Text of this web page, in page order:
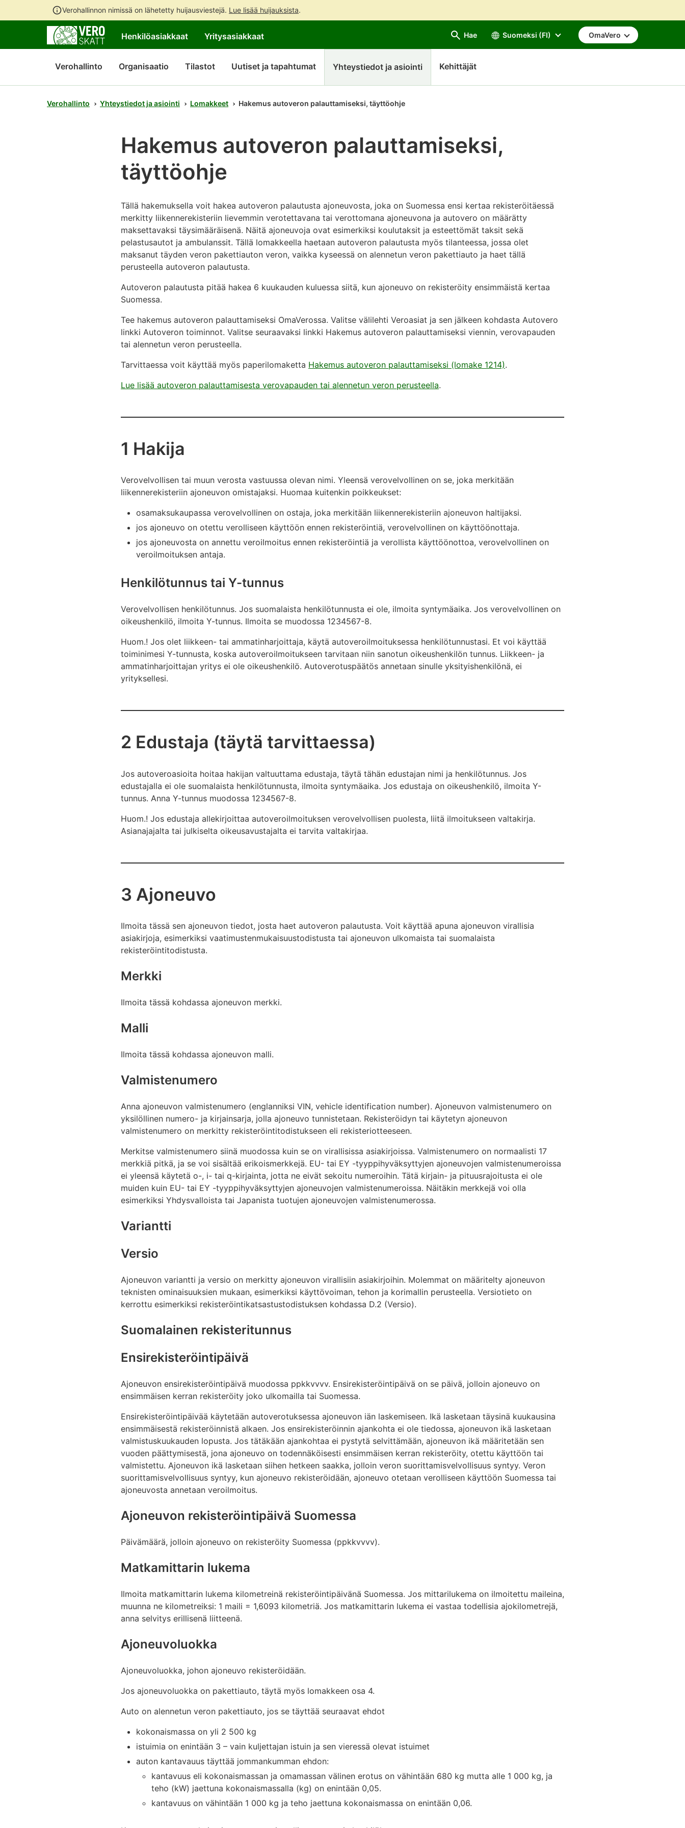
Verohallinnon nimissä on lähetetty huijausviestejä. Lue lisää huijauksista.
sisältöön
sivuston
hakuun
Henkilöasiakkaat Yritysasiakkaat Hae Suomeksi (FI) OmaVero
Verohallinto Organisaatio Tilastot Uutiset ja tapahtumat Yhteystiedot ja asiointi Kehittäjät
Verohallinto Yhteystiedot ja asiointi Lomakkeet Hakemus autoveron palauttamiseksi, täyttöohje
Hakemus autoveron palauttamiseksi,
täyttöohje
Tällä hakemuksella voit hakea autoveron palautusta ajoneuvosta, joka on Suomessa ensi kertaa rekisteröitäessä
merkitty liikennerekisteriin lievemmin verotettavana tai verottomana ajoneuvona ja autovero on määrätty
maksettavaksi täysimääräisenä. Näitä ajoneuvoja ovat esimerkiksi koulutaksit ja esteettömät taksit sekä
pelastusautot ja ambulanssit. Tällä lomakkeella haetaan autoveron palautusta myös tilanteessa, jossa olet
maksanut täyden veron pakettiauton veron, vaikka kyseessä on alennetun veron pakettiauto ja haet tällä
perusteella autoveron palautusta.
Autoveron palautusta pitää hakea 6 kuukauden kuluessa siitä, kun ajoneuvo on rekisteröity ensimmäistä kertaa
Suomessa.
Tee hakemus autoveron palauttamiseksi OmaVerossa. Valitse välilehti Veroasiat ja sen jälkeen kohdasta Autovero
linkki Autoveron toiminnot. Valitse seuraavaksi linkki Hakemus autoveron palauttamiseksi viennin, verovapauden
tai alennetun veron perusteella.
Tarvittaessa voit käyttää myös paperilomaketta Hakemus autoveron palauttamiseksi (lomake 1214).
Lue lisää autoveron palauttamisesta verovapauden tai alennetun veron perusteella.
1 Hakija
Verovelvollisen tai muun verosta vastuussa olevan nimi. Yleensä verovelvollinen on se, joka merkitään
liikennerekisteriin ajoneuvon omistajaksi. Huomaa kuitenkin poikkeukset:
osamaksukaupassa verovelvollinen on ostaja, joka merkitään liikennerekisteriin ajoneuvon haltijaksi.
jos ajoneuvo on otettu verolliseen käyttöön ennen rekisteröintiä, verovelvollinen on käyttöönottaja.
jos ajoneuvosta on annettu veroilmoitus ennen rekisteröintiä ja verollista käyttöönottoa, verovelvollinen on
veroilmoituksen antaja.
Henkilötunnus tai Y-tunnus
Verovelvollisen henkilötunnus. Jos suomalaista henkilötunnusta ei ole, ilmoita syntymäaika. Jos verovelvollinen on
oikeushenkilö, ilmoita Y-tunnus. Ilmoita se muodossa 1234567-8.
Huom.! Jos olet liikkeen- tai ammatinharjoittaja, käytä autoveroilmoituksessa henkilötunnustasi. Et voi käyttää
toiminimesi Y-tunnusta, koska autoveroilmoitukseen tarvitaan niin sanotun oikeushenkilön tunnus. Liikkeen- ja
ammatinharjoittajan yritys ei ole oikeushenkilö. Autoverotuspäätös annetaan sinulle yksityishenkilönä, ei
yrityksellesi.
2 Edustaja (täytä tarvittaessa)
Jos autoveroasioita hoitaa hakijan valtuuttama edustaja, täytä tähän edustajan nimi ja henkilötunnus. Jos
edustajalla ei ole suomalaista henkilötunnusta, ilmoita syntymäaika. Jos edustaja on oikeushenkilö, ilmoita Y-
tunnus. Anna Y-tunnus muodossa 1234567-8.
Huom.! Jos edustaja allekirjoittaa autoveroilmoituksen verovelvollisen puolesta, liitä ilmoitukseen valtakirja.
Asianajajalta tai julkiselta oikeusavustajalta ei tarvita valtakirjaa.
3 Ajoneuvo
Ilmoita tässä sen ajoneuvon tiedot, josta haet autoveron palautusta. Voit käyttää apuna ajoneuvon virallisia
asiakirjoja, esimerkiksi vaatimustenmukaisuustodistusta tai ajoneuvon ulkomaista tai suomalaista
rekisteröintitodistusta.
Merkki
Ilmoita tässä kohdassa ajoneuvon merkki.
Malli
Ilmoita tässä kohdassa ajoneuvon malli.
Valmistenumero
Anna ajoneuvon valmistenumero (englanniksi VIN, vehicle identification number). Ajoneuvon valmistenumero on
yksilöllinen numero- ja kirjainsarja, jolla ajoneuvo tunnistetaan. Rekisteröidyn tai käytetyn ajoneuvon
valmistenumero on merkitty rekisteröintitodistukseen eli rekisteriotteeseen.
Merkitse valmistenumero siinä muodossa kuin se on virallisissa asiakirjoissa. Valmistenumero on normaalisti 17
merkkiä pitkä, ja se voi sisältää erikoismerkkejä. EU- tai EY -tyyppihyväksyttyjen ajoneuvojen valmistenumeroissa
ei yleensä käytetä o-, i- tai q-kirjainta, jotta ne eivät sekoitu numeroihin. Tätä kirjain- ja pituusrajoitusta ei ole
muiden kuin EU- tai EY -tyyppihyväksyttyjen ajoneuvojen valmistenumeroissa. Näitäkin merkkejä voi olla
esimerkiksi Yhdysvalloista tai Japanista tuotujen ajoneuvojen valmistenumerossa.
Variantti
Versio
Ajoneuvon variantti ja versio on merkitty ajoneuvon virallisiin asiakirjoihin. Molemmat on määritelty ajoneuvon
teknisten ominaisuuksien mukaan, esimerkiksi käyttövoiman, tehon ja korimallin perusteella. Versiotieto on
kerrottu esimerkiksi rekisteröintikatsastustodistuksen kohdassa D.2 (Versio).
Suomalainen rekisteritunnus
Ensirekisteröintipäivä
Ajoneuvon ensirekisteröintipäivä muodossa ppkkvvvv. Ensirekisteröintipäivä on se päivä, jolloin ajoneuvo on
ensimmäisen kerran rekisteröity joko ulkomailla tai Suomessa.
Ensirekisteröintipäivää käytetään autoverotuksessa ajoneuvon iän laskemiseen. Ikä lasketaan täysinä kuukausina
ensimmäisestä rekisteröinnistä alkaen. Jos ensirekisteröinnin ajankohta ei ole tiedossa, ajoneuvon ikä lasketaan
valmistuskuukauden lopusta. Jos tätäkään ajankohtaa ei pystytä selvittämään, ajoneuvon ikä määritetään sen
vuoden päättymisestä, jona ajoneuvo on todennäköisesti ensimmäisen kerran rekisteröity, otettu käyttöön tai
valmistettu. Ajoneuvon ikä lasketaan siihen hetkeen saakka, jolloin veron suorittamisvelvollisuus syntyy. Veron
suorittamisvelvollisuus syntyy, kun ajoneuvo rekisteröidään, ajoneuvo otetaan verolliseen käyttöön Suomessa tai
ajoneuvosta annetaan veroilmoitus.
Ajoneuvon rekisteröintipäivä Suomessa
Päivämäärä, jolloin ajoneuvo on rekisteröity Suomessa (ppkkvvvv).
Matkamittarin lukema
Ilmoita matkamittarin lukema kilometreinä rekisteröintipäivänä Suomessa. Jos mittarilukema on ilmoitettu maileina,
muunna ne kilometreiksi: 1 maili = 1,6093 kilometriä. Jos matkamittarin lukema ei vastaa todellisia ajokilometrejä,
anna selvitys erillisenä liitteenä.
Ajoneuvoluokka
Ajoneuvoluokka, johon ajoneuvo rekisteröidään.
Jos ajoneuvoluokka on pakettiauto, täytä myös lomakkeen osa 4.
Auto on alennetun veron pakettiauto, jos se täyttää seuraavat ehdot
kokonaismassa on yli 2 500 kg
istuimia on enintään 3 – vain kuljettajan istuin ja sen vieressä olevat istuimet
auton kantavauus täyttää jommankumman ehdon:
kantavuus eli kokonaismassan ja omamassan välinen erotus on vähintään 680 kg mutta alle 1 000 kg, ja
teho (kW) jaettuna kokonaismassalla (kg) on enintään 0,05.
kantavuus on vähintään 1 000 kg ja teho jaettuna kokonaismassa on enintään 0,06.